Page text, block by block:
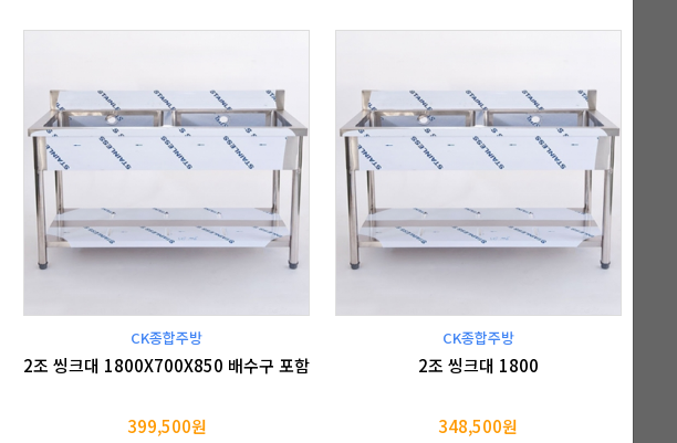
CK종합주방
2조 씽크대 1800X700X850 배수구 포함
399,500원
CK종합주방
2조 씽크대 1800
348,500원